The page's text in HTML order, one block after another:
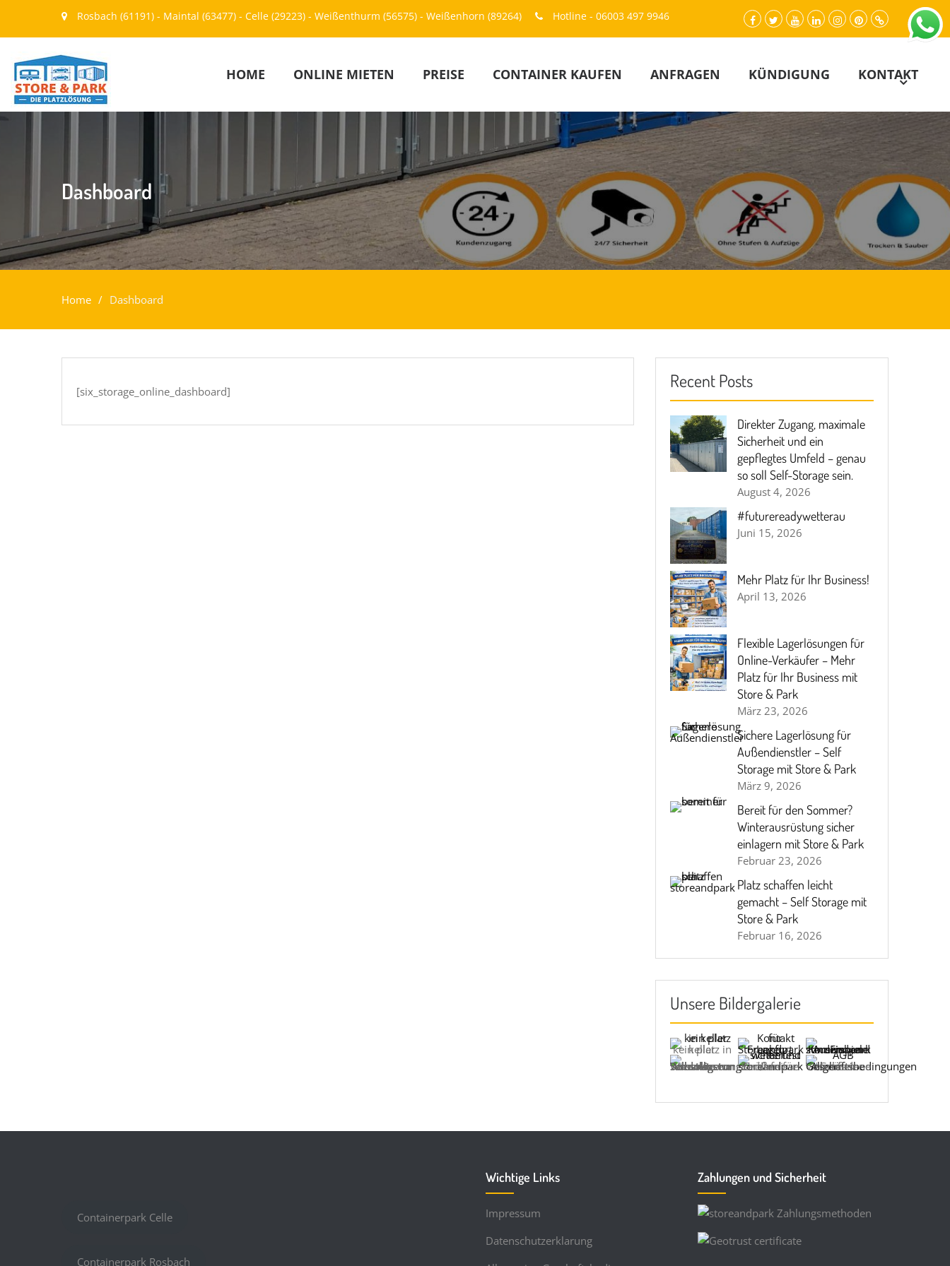
Rosbach (61191) - Maintal (63477) - Celle (29223) - Weißenthurm (56575) - Weißenhorn (89264) Hotline - 06003 497 9946
facebook.com
twitteryoutubeLinkedIninstagram
pinterest
Cookie-
HOME ONLINE MIETEN PREISE CONTAINER KAUFEN ANFRAGEN KÜNDIGUNG KONTAKT
Dashboard
Home Dashboard
[six_storage_online_dashboard] Recent Posts
Direkter Zugang, maximale
Sicherheit und ein
gepflegtes Umfeld – genau
so soll Self-Storage sein.
August 4, 2026
#futurereadywetterau
Juni 15, 2026
Mehr Platz für Ihr Business!
April 13, 2026
Flexible Lagerlösungen für
Online-Verkäufer – Mehr
Platz für Ihr Business mit
Store & Park
März 23, 2026
Sichere Lagerlösung für
Außendienstler – Self
Storage mit Store & Park
März 9, 2026
Bereit für den Sommer?
Winterausrüstung sicher
einlagern mit Store & Park
Februar 23, 2026
Platz schaffen leicht
gemacht – Self Storage mit
Store & Park
Februar 16, 2026
Unsere Bildergalerie
kein platz in keller
Selbstlagerung: Was man tun und wissen sollte
Größen für Ihre Bedürfnisse Verschiedene Größen
Containerpark Celle
Containerpark Rosbach
Wichtige Links
Impressum
Datenschutzerklarung
Zahlungen und Sicherheit